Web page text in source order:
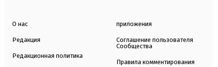
О нас
Редакция
Редакционная политика
приложения
Соглашение пользователя
Сообщества
Правила комментирования